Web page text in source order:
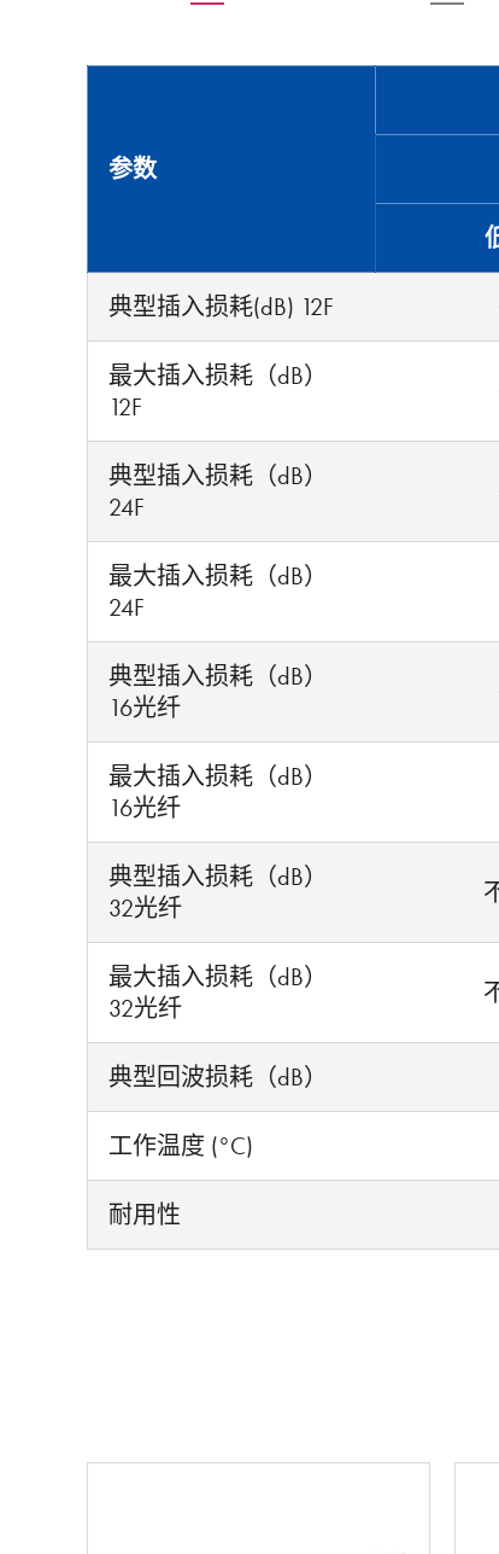
参数
典型插入损耗(dB) 12F
最大插入损耗（dB）
12F
典型插入损耗（dB）
24F
最大插入损耗（dB）
24F
典型插入损耗（dB）
16光纤
最大插入损耗（dB）
16光纤
典型插入损耗（dB）
32光纤
最大插入损耗（dB）
32光纤
典型回波损耗（dB）
工作温度 (°C)
耐用性